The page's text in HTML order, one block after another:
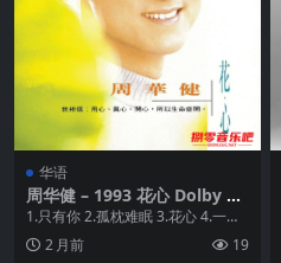
华语
周华健 – 1993 花心 Dolby At
mos 杜比全景声
1.只有你 2.孤枕难眠 3.花心 4.一次
一次 5.家 6.你要的男人是哪一种...
2 月前 19